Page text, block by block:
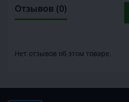
Отзывов (0)
Нет отзывов об этом товаре.